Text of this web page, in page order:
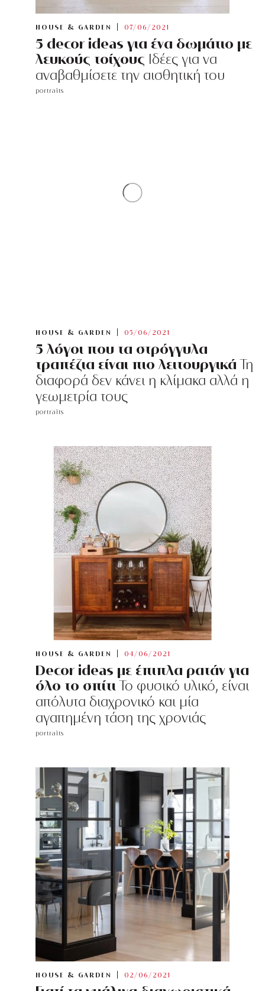
HOUSE & GARDEN 07/06/2021
5 decor ideas για ένα δωμάτιο με
λευκούς τοίχους Ιδέες για να
αναβαθμίσετε την αισθητική του
portraits
HOUSE & GARDEN 05/06/2021
5 λόγοι που τα στρόγγυλα
τραπέζια είναι πιο λειτουργικά Τη
διαφορά δεν κάνει η κλίμακα αλλά η
γεωμετρία τους
portraits
HOUSE & GARDEN 04/06/2021
Decor ideas με έπιπλα ρατάν για
όλο το σπίτι Το φυσικό υλικό, είναι
απόλυτα διαχρονικό και μία
αγαπημένη τάση της χρονιάς
portraits
HOUSE & GARDEN 02/06/2021